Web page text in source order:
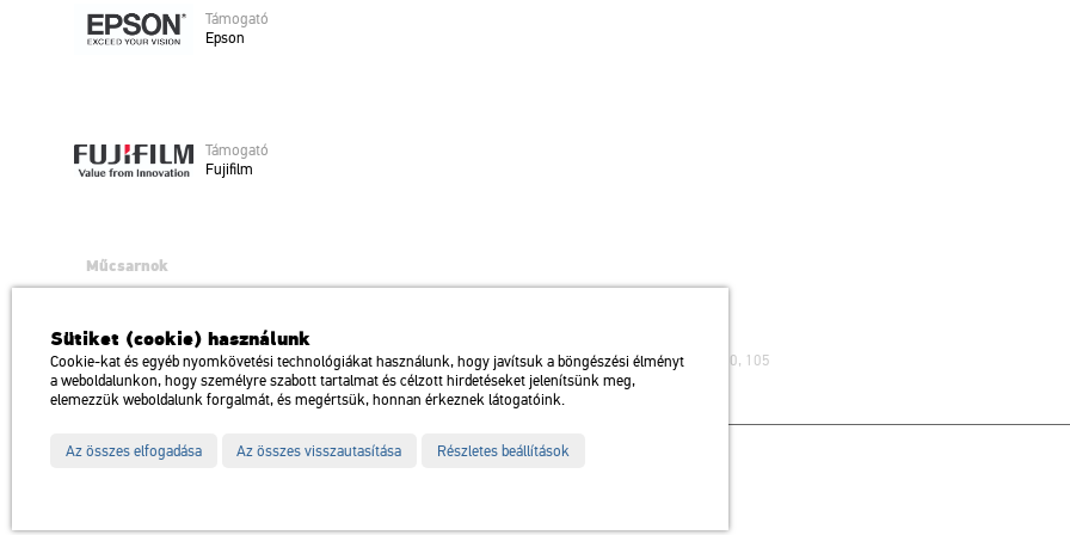
Tá­mo­ga­tó
Epson
Tá­mo­ga­tó
Fu­ji­film
Műcsarnok
1146 Budapest, Dózsa György út 37.
Megközelíthető: Millenniumi Földalatti Vasút – Hősök tere megálló Trolibusz: 75, 79 / Autóbusz: 20, 30, 105
Impresszum Sitemap Adatvédelem
Sütiket (cookie) használunk
Cookie-kat és egyéb nyomkövetési technológiákat használunk, hogy javítsuk a böngészési élményt
a weboldalunkon, hogy személyre szabott tartalmat és célzott hirdetéseket jelenítsünk meg,
elemezzük weboldalunk forgalmát, és megértsük, honnan érkeznek látogatóink.
Az összes elfogadása Az összes visszautasítása Részletes beállítások